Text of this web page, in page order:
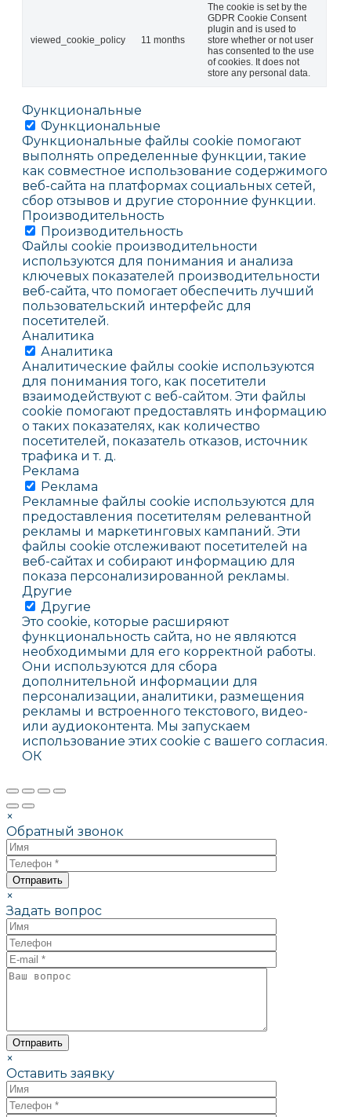
viewed_cookie_policy 11 months
The cookie is set by the
GDPR Cookie Consent
plugin and is used to
store whether or not user
has consented to the use
of cookies. It does not
store any personal data.
Функциональные
Функциональные
Функциональные файлы cookie помогают
выполнять определенные функции, такие
как совместное использование содержимого
веб-сайта на платформах социальных сетей,
сбор отзывов и другие сторонние функции.
Производительность
Производительность
Файлы cookie производительности
используются для понимания и анализа
ключевых показателей производительности
веб-сайта, что помогает обеспечить лучший
пользовательский интерфейс для
посетителей.
Аналитика
Аналитика
Аналитические файлы cookie используются
для понимания того, как посетители
взаимодействуют с веб-сайтом. Эти файлы
cookie помогают предоставлять информацию
о таких показателях, как количество
посетителей, показатель отказов, источник
трафика и т. д.
Реклама
Реклама
Рекламные файлы cookie используются для
предоставления посетителям релевантной
рекламы и маркетинговых кампаний. Эти
файлы cookie отслеживают посетителей на
веб-сайтах и собирают информацию для
показа персонализированной рекламы.
Другие
Другие
Это cookie, которые расширяют
функциональность сайта, но не являются
необходимыми для его корректной работы.
Они используются для сбора
дополнительной информации для
персонализации, аналитики, размещения
рекламы и встроенного текстового, видео-
или аудиоконтента. Мы запускаем
использование этих cookie с вашего согласия.
ОК
×
Обратный звонок
×
Задать вопрос
×
Оставить заявку